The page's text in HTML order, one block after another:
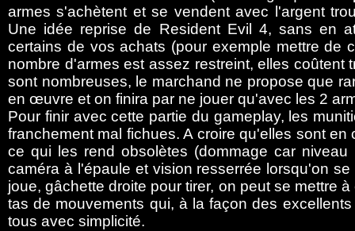
armes s'achètent et se vendent avec l'argent
Une idée reprise de Resident Evil 4, sans en
certains de vos achats (pour exemple mettre de
nombre d'armes est assez restreint, elles
sont nombreuses, le marchand ne propose que
en œuvre et on finira par ne jouer qu'avec les 2
Pour finir avec cette partie du gameplay, les
franchement mal fichues. A croire qu'elles sont
ce qui les rend obsolètes (dommage car
caméra à l'épaule et vision resserrée lorsqu'on
joue, gâchette droite pour tirer, on peut se mettre
tas de mouvements qui, à la façon des
tous avec simplicité.